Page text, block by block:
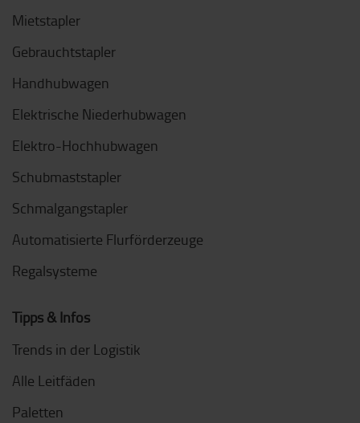
Mietstapler
Gebrauchtstapler
Handhubwagen
Elektrische Niederhubwagen
Elektro-Hochhubwagen
Schubmaststapler
Schmalgangstapler
Automatisierte Flurförderzeuge
Regalsysteme
Tipps & Infos
Trends in der Logistik
Alle Leitfäden
Paletten